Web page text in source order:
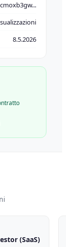
cmoxb3gw...
8.5.2026
(SaaS)